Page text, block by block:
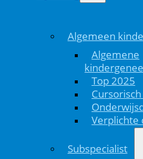
Algemeen
Algemene
Top 2025
Verplichte
Subspecialist